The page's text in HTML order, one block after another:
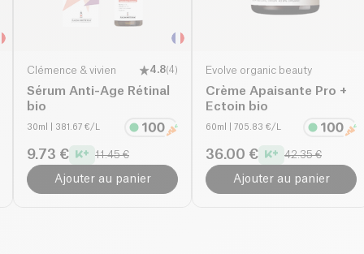
Clémence & vivien 4.8(4)
Sérum Anti-Age Rétinal
bio
30ml | 381.67 €/L
9.73 € 11.45 €
Ajouter au panier
Evolve organic beauty
Crème Apaisante Pro +
Ectoin bio
60ml | 705.83 €/L
36.00 € 42.35 €
Ajouter au panier